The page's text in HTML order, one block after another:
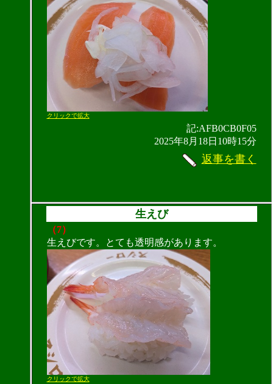
クリックで拡大
記:AFB0CB0F05
2025年8月18日10時15分
返事を書く
生えび
（7）
生えびです。とても透明感があります。
クリックで拡大